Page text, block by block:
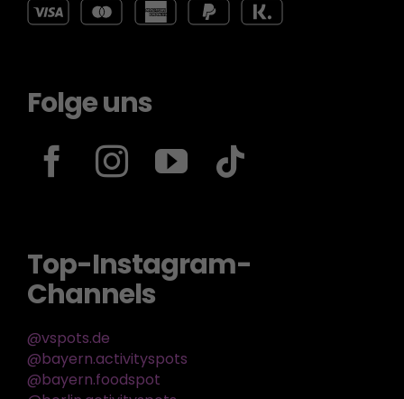
Folge uns
Top-Instagram-
Channels
@vspots.de
@bayern.activityspots
@bayern.foodspot